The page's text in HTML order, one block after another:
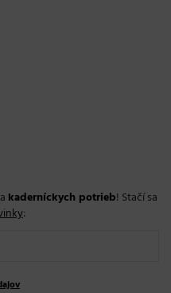
kaderníckych potrieb! Stačí sa
: